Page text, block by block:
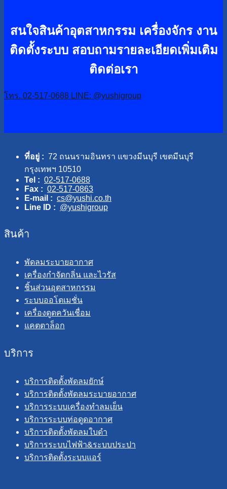
สนใจสินค้าอุตสาหกรรม เครื่องจักร งาน
ติดตั้งระบบ สอบถามรายละเอียดเพิ่มเติม
ติดต่อเรา
โทร. 02-517-0688 LINE: @yushigroup
ที่อยู่ : 72 ถนนรามอินทรา แขวงมีนบุรี เขตมีนบุรี
กรุงเทพฯ 10510
Tel : 02-517-0688
Fax : 02-517-0863
E-mail : cs@yushi.co.th
Line ID : @yushigroup
สินค้า
พัดลมระบายอากาศ
เครื่องกำจัดกลิ่น และไวรัส
ชิ้นส่วนอุตสาหกรรม
ระบบออโตเมชั่น
เครื่องดูดควันเชื่อม
แคตตาล็อก
บริการ
บริการติดตั้งพัดลมยักษ์
บริการติดตั้งพัดลมระบายอากาศ
บริการระบบเครื่องทำลมเย็น
บริการระบบท่อดูดอากาศ
บริการติดตั้งพัดลมใบดำ
บริการระบบไฟฟ้า&ระบบประปา
บริการติดตั้งระบบแอร์